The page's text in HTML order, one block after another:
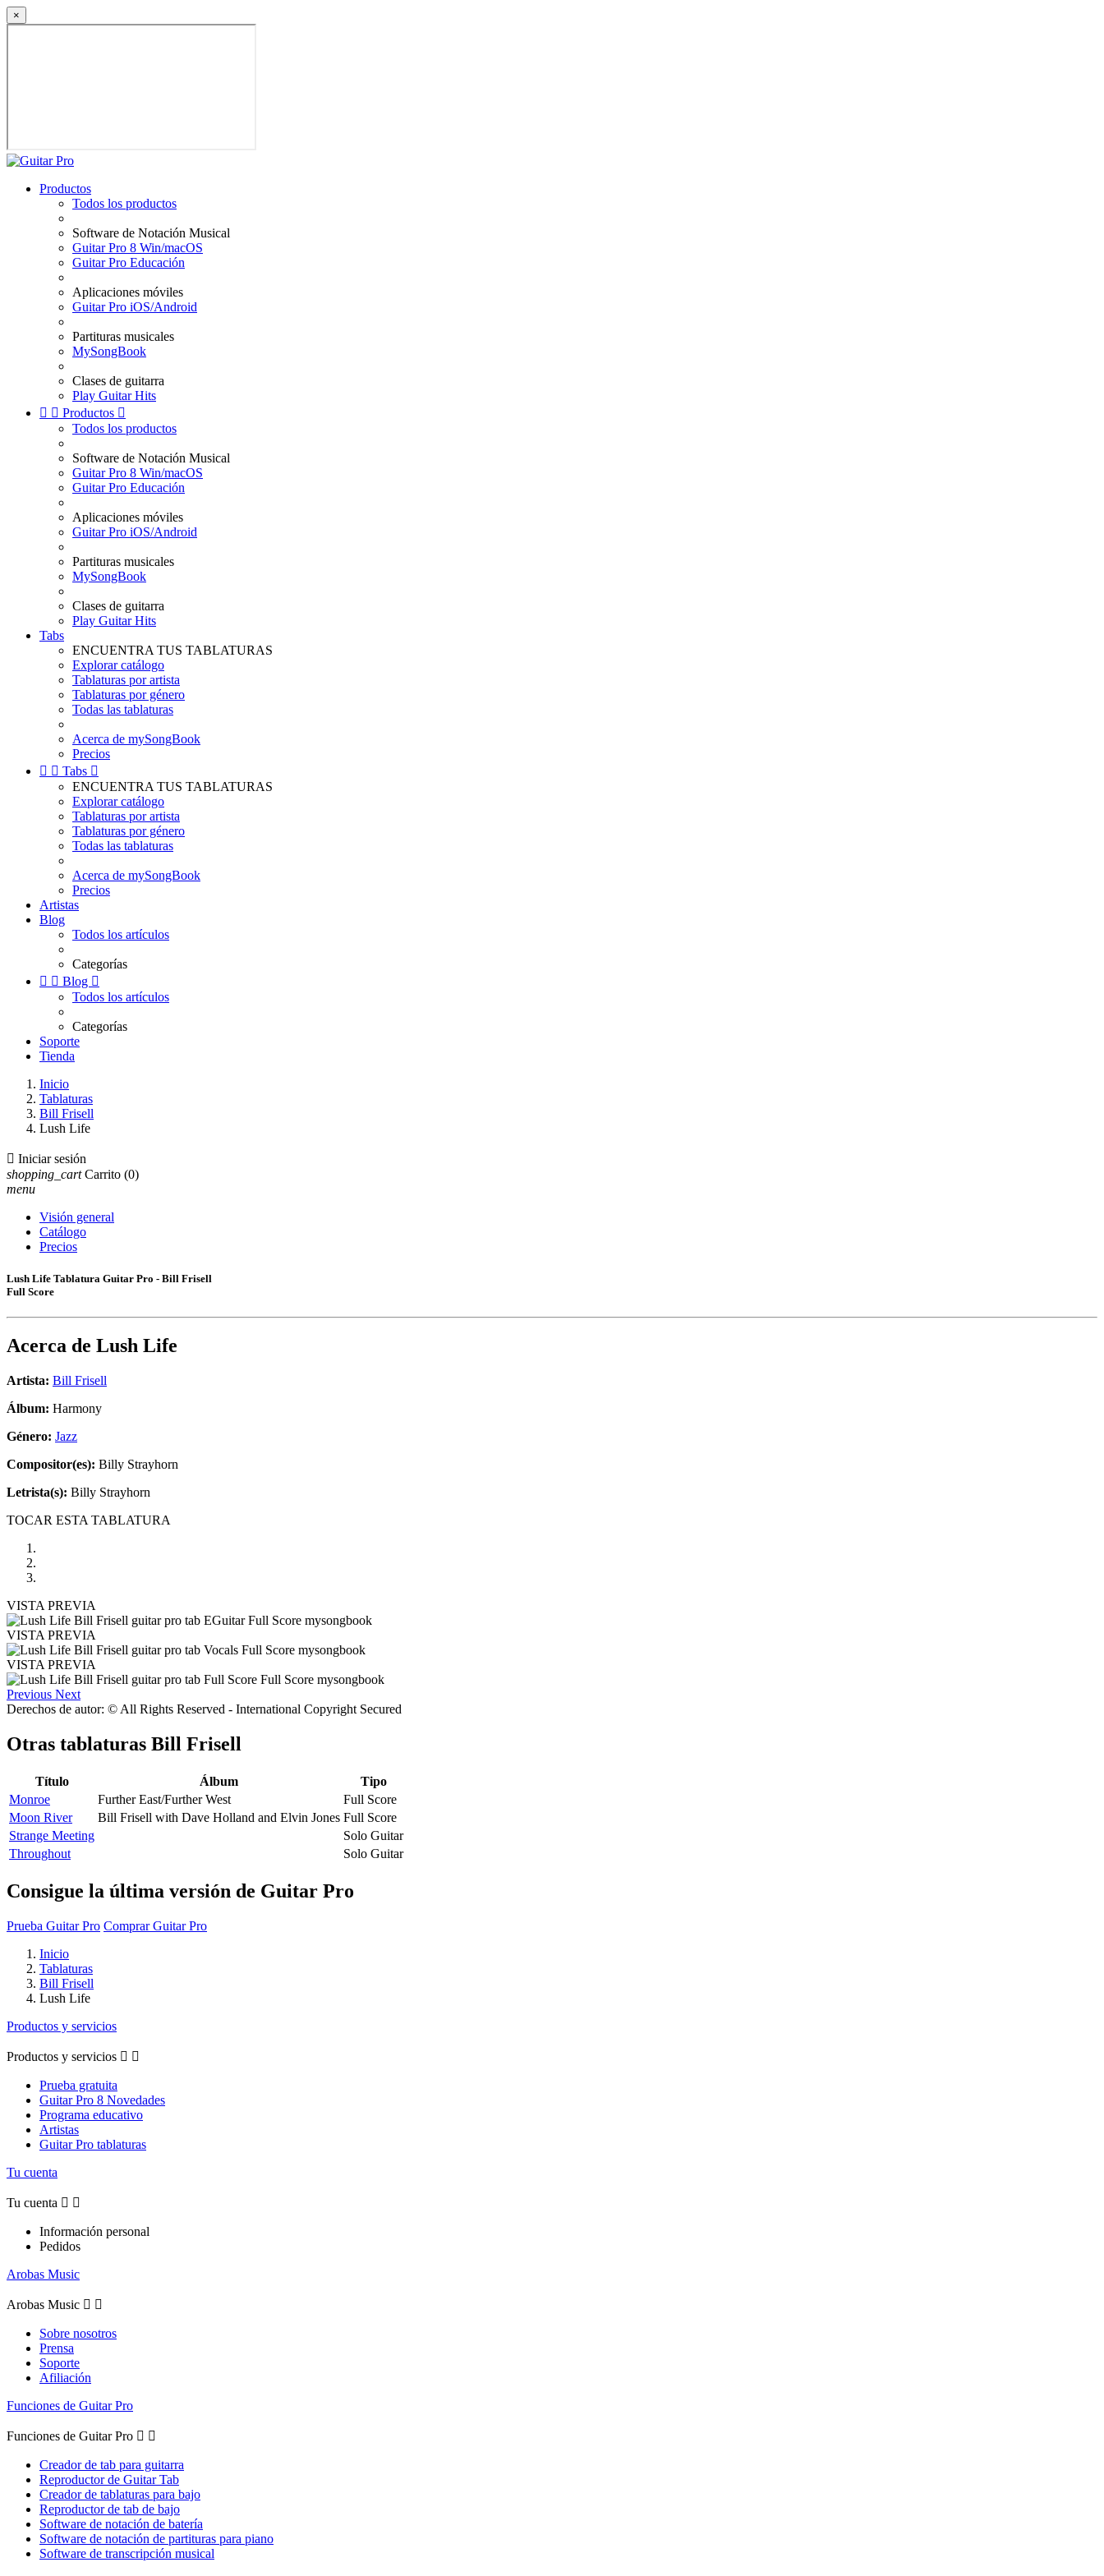
×
Productos
Todos los productos
Software de Notación Musical
Guitar Pro 8 Win/macOS
Guitar Pro Educación
Aplicaciones móviles
Guitar Pro iOS/Android
Partituras musicales
MySongBook
Clases de guitarra
Play Guitar Hits
  Productos 
Todos los productos
Software de Notación Musical
Guitar Pro 8 Win/macOS
Guitar Pro Educación
Aplicaciones móviles
Guitar Pro iOS/Android
Partituras musicales
MySongBook
Clases de guitarra
Play Guitar Hits
Tabs
ENCUENTRA TUS TABLATURAS
Explorar catálogo
Tablaturas por artista
Tablaturas por género
Todas las tablaturas
Acerca de mySongBook
Precios
  Tabs 
ENCUENTRA TUS TABLATURAS
Explorar catálogo
Tablaturas por artista
Tablaturas por género
Todas las tablaturas
Acerca de mySongBook
Precios
Artistas
Blog
Todos los artículos
Categorías
  Blog 
Todos los artículos
Categorías
Soporte
Tienda
Inicio
Tablaturas
Bill Frisell
Lush Life
 Iniciar sesión
shopping_cart Carrito (0)
menu
Visión general
Catálogo
Precios
Lush Life Tablatura Guitar Pro - Bill Frisell
Full Score
Acerca de Lush Life
Artista: Bill Frisell
Álbum: Harmony
Género: Jazz
Compositor(es): Billy Strayhorn
Letrista(s): Billy Strayhorn
TOCAR ESTA TABLATURA
VISTA PREVIA
VISTA PREVIA
VISTA PREVIA
Previous Next
Derechos de autor: © All Rights Reserved - International Copyright Secured
Otras tablaturas Bill Frisell
Título Álbum
Tipo
Monroe
Further East/Further West
Full Score
Moon River
Bill Frisell with Dave Holland and Elvin Jones Full Score
Strange Meeting
Solo Guitar
Throughout
Solo Guitar
Consigue la última versión de Guitar Pro
Prueba Guitar Pro Comprar Guitar Pro
Inicio
Tablaturas
Bill Frisell
Lush Life
Productos y servicios
Productos y servicios  
Prueba gratuita
Guitar Pro 8 Novedades
Programa educativo
Artistas
Guitar Pro tablaturas
Tu cuenta
Tu cuenta  
Información personal
Pedidos
Arobas Music
Arobas Music  
Sobre nosotros
Prensa
Soporte
Afiliación
Funciones de Guitar Pro
Funciones de Guitar Pro  
Creador de tab para guitarra
Reproductor de Guitar Tab
Creador de tablaturas para bajo
Reproductor de tab de bajo
Software de notación de batería
Software de notación de partituras para piano
Software de transcripción musical